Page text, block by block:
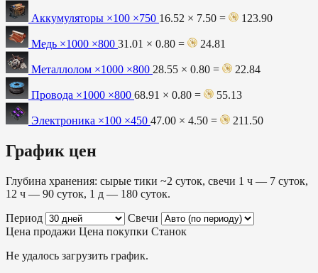
Аккумуляторы ×100 ×750 16.52 × 7.50 = 123.90
Медь ×1000 ×800 31.01 × 0.80 = 24.81
Металлолом ×1000 ×800 28.55 × 0.80 = 22.84
Провода ×1000 ×800 68.91 × 0.80 = 55.13
Электроника ×100 ×450 47.00 × 4.50 = 211.50
График цен
Глубина хранения: сырые тики ~2 суток, свечи 1 ч — 7 суток,
12 ч — 90 суток, 1 д — 180 суток.
Период
Свечи
Цена продажи Цена покупки Станок
Не удалось загрузить график.